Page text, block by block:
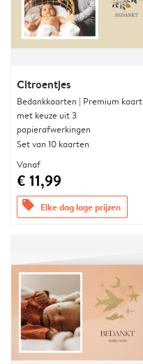
Citroentjes
Bedankkaarten | Premium kaart
met keuze uit 3
papierafwerkingen
Set van 10 kaarten
Vanaf
€ 11,99
offers Elke dag lage prijzen